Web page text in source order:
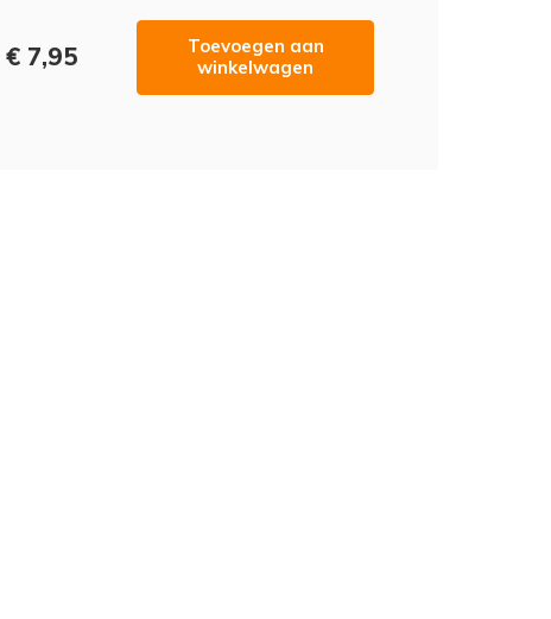
€ 7,95
Toevoegen aan
winkelwagen